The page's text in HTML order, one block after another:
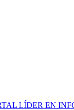
LÍDER EN